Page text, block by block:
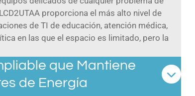
proporciona el más alto nivel de
de TI de educación, atención médica,
en las que el espacio es limitado, pero la
que Mantiene
de Energía